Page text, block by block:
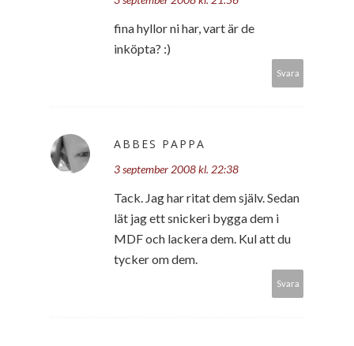
fina hyllor ni har, vart är de
inköpta? :)
Svara
ABBES PAPPA
3 september 2008 kl. 22:38
Tack. Jag har ritat dem själv. Sedan
lät jag ett snickeri bygga dem i
MDF och lackera dem. Kul att du
tycker om dem.
Svara